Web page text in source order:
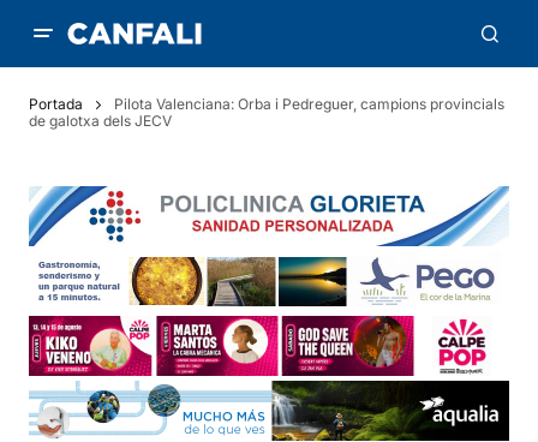
Portada
Pilota Valenciana: Orba i Pedreguer, campions provincials
de galotxa dels JECV